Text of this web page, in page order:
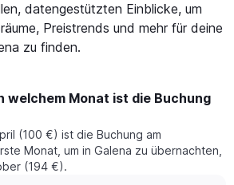
datengestützten Einblicke, um
Preistrends und mehr für deine
zu finden.
welchem Monat ist die Buchung
(100 €) ist die Buchung am
Monat, um in Galena zu übernachten,
(194 €).